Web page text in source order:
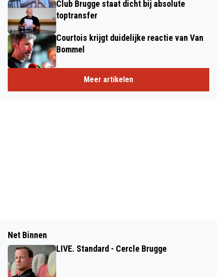
Club Brugge staat dicht bij absolute
toptransfer
Courtois krijgt duidelijke reactie van Van
Bommel
Meer artikelen
Net Binnen
LIVE. Standard - Cercle Brugge